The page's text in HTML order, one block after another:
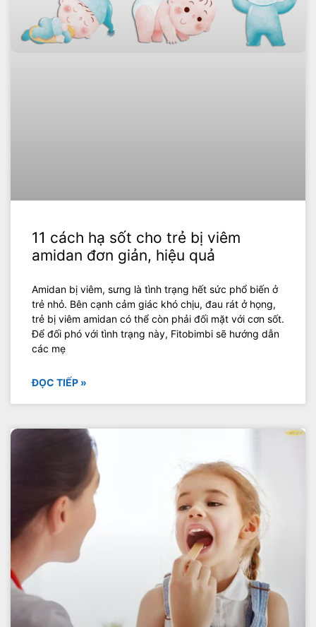
11 cách hạ sốt cho trẻ bị viêm
amidan đơn giản, hiệu quả
Amidan bị viêm, sưng là tình trạng hết sức phổ biến ở
trẻ nhỏ. Bên cạnh cảm giác khó chịu, đau rát ở họng,
trẻ bị viêm amidan có thể còn phải đối mặt với cơn sốt.
Để đối phó với tình trạng này, Fitobimbi sẽ hướng dẫn
các mẹ
ĐỌC TIẾP »